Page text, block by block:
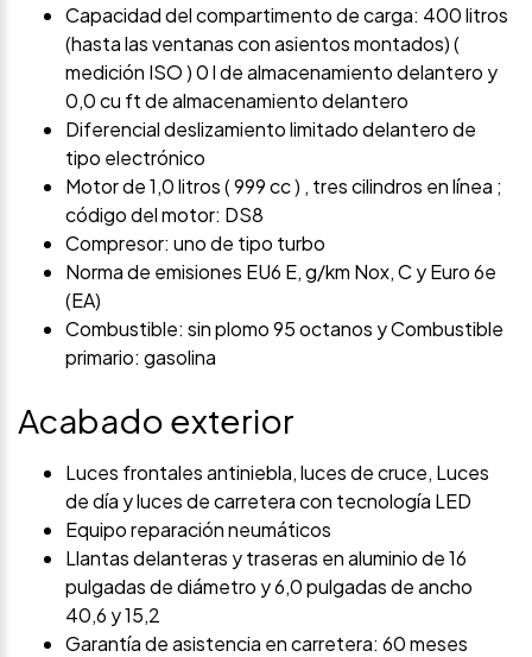
Capacidad del compartimento de carga: 400 litros
(hasta las ventanas con asientos montados) (
medición ISO ) 0 l de almacenamiento delantero y
0,0 cu ft de almacenamiento delantero
Diferencial deslizamiento limitado delantero de
tipo electrónico
Motor de 1,0 litros ( 999 cc ) , tres cilindros en línea ;
código del motor: DS8
Compresor: uno de tipo turbo
Norma de emisiones EU6 E, g/km Nox, C y Euro 6e
(EA)
Combustible: sin plomo 95 octanos y Combustible
primario: gasolina
Acabado exterior
Luces frontales antiniebla, luces de cruce, Luces
de día y luces de carretera con tecnología LED
Equipo reparación neumáticos
Llantas delanteras y traseras en aluminio de 16
pulgadas de diámetro y 6,0 pulgadas de ancho
40,6 y 15,2
Garantía de asistencia en carretera: 60 meses